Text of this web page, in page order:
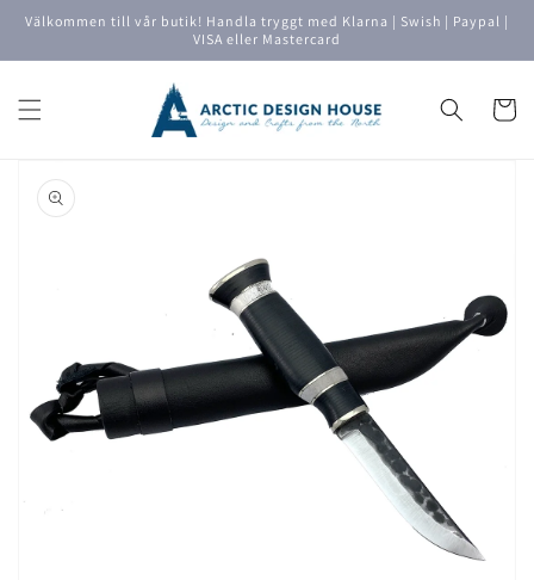
vidare
innehåll
Välkommen till vår butik! Handla tryggt med Klarna | Swish | Paypal |
VISA eller Mastercard
Öppna